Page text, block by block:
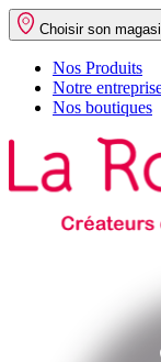
Choisir son
Nos Produits
Notre
Nos boutiques